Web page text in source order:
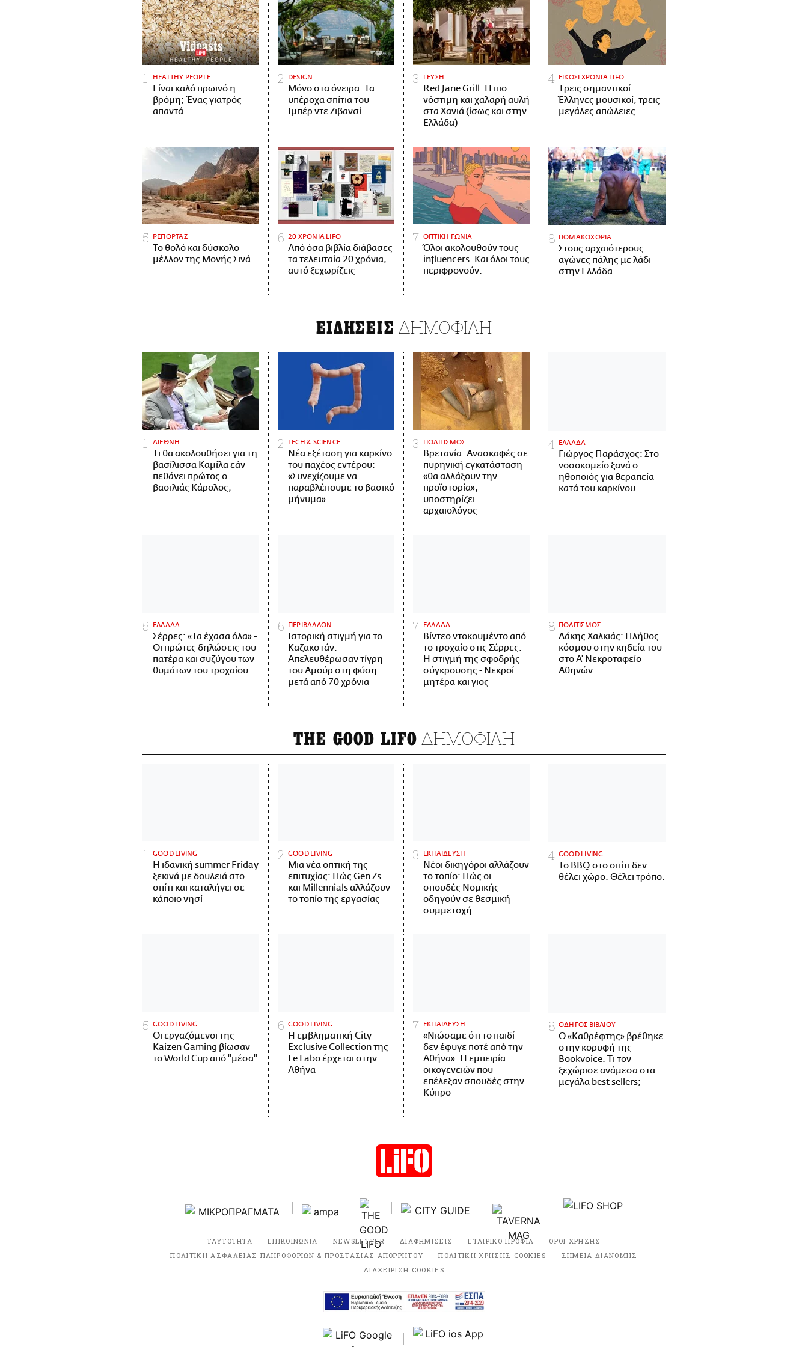
HEALTHY PEOPLE
Είναι καλό πρωινό η
βρόμη; Ένας γιατρός
απαντά
DESIGN
Μόνο στα όνειρα: Τα
υπέροχα σπίτια του
Ιμπέρ ντε Ζιβανσί
ΓΕΥΣΗ
Red Jane Grill: Η πιο
νόστιμη και χαλαρή αυλή
στα Χανιά (ίσως και στην
Ελλάδα)
ΕΙΚΟΣΙ ΧΡΟΝΙΑ LIFO
Tρεις σημαντικοί
Έλληνες μουσικοί, τρεις
μεγάλες απώλειες
ΡΕΠΟΡΤΑΖ
Το θολό και δύσκολο
μέλλον της Μονής Σινά
20 ΧΡΟΝΙΑ LIFO
Από όσα βιβλία διάβασες
τα τελευταία 20 χρόνια,
αυτό ξεχωρίζεις
ΟΠΤΙΚΗ ΓΩΝΙΑ
Όλοι ακολουθούν τους
influencers. Και όλοι τους
περιφρονούν.
ΠΟΜΑΚΟΧΩΡΙΑ
Στους αρχαιότερους
αγώνες πάλης με λάδι
στην Ελλάδα
ΕΙΔΗΣΕΙΣ ΔΗΜΟΦΙΛΗ
ΔΙΕΘΝΗ
Τι θα ακολουθήσει για τη
βασίλισσα Καμίλα εάν
πεθάνει πρώτος ο
βασιλιάς Κάρολος;
ΤECH & SCIENCE
Νέα εξέταση για καρκίνο
του παχέος εντέρου:
«Συνεχίζουμε να
παραβλέπουμε το βασικό
μήνυμα»
ΠΟΛΙΤΙΣΜΟΣ
Βρετανία: Ανασκαφές σε
πυρηνική εγκατάσταση
«θα αλλάξουν την
προϊστορία»,
υποστηρίζει
αρχαιολόγος
ΕΛΛΑΔΑ
Γιώργος Παράσχος: Στο
νοσοκομείο ξανά ο
ηθοποιός για θεραπεία
κατά του καρκίνου
ΕΛΛΑΔΑ
Σέρρες: «Τα έχασα όλα» -
Οι πρώτες δηλώσεις του
πατέρα και συζύγου των
θυμάτων του τροχαίου
ΠΕΡΙΒΑΛΛΟΝ
Ιστορική στιγμή για το
Καζακστάν:
Απελευθέρωσαν τίγρη
του Αμούρ στη φύση
μετά από 70 χρόνια
ΕΛΛΑΔΑ
Βίντεο ντοκουμέντο από
το τροχαίο στις Σέρρες:
Η στιγμή της σφοδρής
σύγκρουσης - Νεκροί
μητέρα και γιος
ΠΟΛΙΤΙΣΜΟΣ
Λάκης Χαλκιάς: Πλήθος
κόσμου στην κηδεία του
στο Α' Νεκροταφείο
Αθηνών
THE GOOD LIFO ΔΗΜΟΦΙΛΗ
GOOD LIVING
Η ιδανική summer Friday
ξεκινά με δουλειά στο
σπίτι και καταλήγει σε
κάποιο νησί
GOOD LIVING
Μια νέα οπτική της
επιτυχίας: Πώς Gen Zs
και Millennials αλλάζουν
το τοπίο της εργασίας
ΕΚΠΑΙΔΕΥΣΗ
Νέοι δικηγόροι αλλάζουν
το τοπίο: Πώς οι
σπουδές Νομικής
οδηγούν σε θεσμική
συμμετοχή
GOOD LIVING
Το BBQ στο σπίτι δεν
θέλει χώρο. Θέλει τρόπο.
GOOD LIVING
Οι εργαζόμενοι της
Kaizen Gaming βίωσαν
το World Cup από "μέσα"
GOOD LIVING
Η εμβληματική City
Exclusive Collection της
Le Labo έρχεται στην
Αθήνα
ΕΚΠΑΙΔΕΥΣΗ
«Νιώσαμε ότι το παιδί
δεν έφυγε ποτέ από την
Αθήνα»: Η εμπειρία
οικογενειών που
επέλεξαν σπουδές στην
Κύπρο
ΟΔΗΓΟΣ ΒΙΒΛΙΟΥ
Ο «Καθρέφτης» βρέθηκε
στην κορυφή της
Bookvoice. Τι τον
ξεχώρισε ανάμεσα στα
μεγάλα best sellers;
ΤΑΥΤΟΤΗΤΑ ΕΠΙΚΟΙΝΩΝΙΑ NEWSLETTER ΔΙΑΦΗΜΙΣΕΙΣ ΕΤΑΙΡΙΚΟ ΠΡΟΦΙΛ
ΟΡΟΙ ΧΡΗΣΗΣ
ΠΟΛΙΤΙΚΗ ΑΣΦΑΛΕΙΑΣ ΠΛΗΡΟΦΟΡΙΩΝ & ΠΡΟΣΤΑΣΙΑΣ ΑΠΟΡΡΗΤΟΥ
ΠΟΛΙΤΙΚΗ ΧΡΗΣΗΣ COOKIES
ΣΗΜΕΙΑ ΔΙΑΝΟΜΗΣ
ΔΙΑΧΕΙΡΙΣΗ COOKIES